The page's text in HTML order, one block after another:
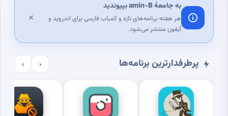
به جامعهٔ amin-B بپیوندید
هر هفته برنامه‌های تازه و کمیاب فارسی برای اندروید و
آیفون منتشر می‌شود.
×
پرطرفدارترین برنامه‌ها ‹
›